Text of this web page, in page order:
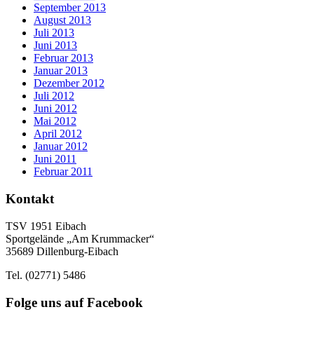
September 2013
August 2013
Juli 2013
Juni 2013
Februar 2013
Januar 2013
Dezember 2012
Juli 2012
Juni 2012
Mai 2012
April 2012
Januar 2012
Juni 2011
Februar 2011
Kontakt
TSV 1951 Eibach
Sportgelände „Am Krummacker“
35689 Dillenburg-Eibach
Tel. (02771) 5486
Folge uns auf Facebook